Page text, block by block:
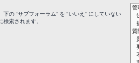
の “サブフォーラム” を “いいえ” にしていない
索されます。